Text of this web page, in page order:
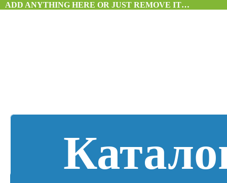
ADD ANYTHING HERE OR JUST REMOVE IT…